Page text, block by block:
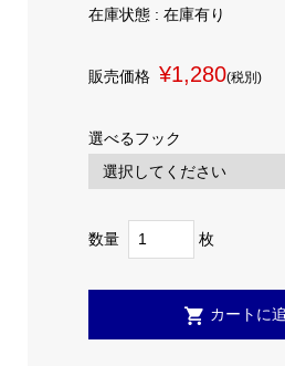
在庫状態 : 在庫有り
販売価格 ¥1,280(税別)
選べるフック
数量 枚